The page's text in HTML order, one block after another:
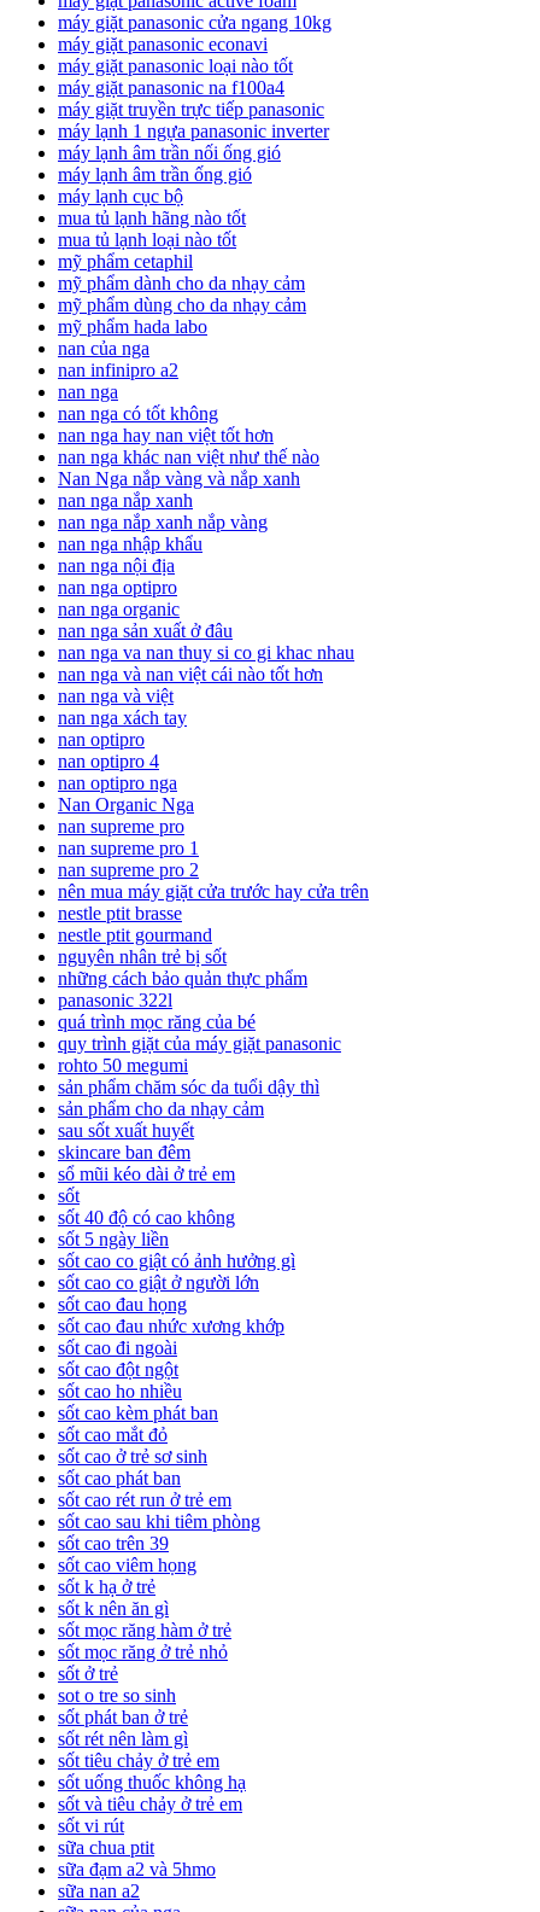
máy giặt panasonic cửa ngang 10kg
máy giặt panasonic econavi
máy giặt panasonic loại nào tốt
máy giặt panasonic na f100a4
máy giặt truyền trực tiếp panasonic
máy lạnh 1 ngựa panasonic inverter
máy lạnh âm trần nối ống gió
máy lạnh âm trần ống gió
máy lạnh cục bộ
mua tủ lạnh hãng nào tốt
mua tủ lạnh loại nào tốt
mỹ phẩm cetaphil
mỹ phẩm dành cho da nhạy cảm
mỹ phẩm dùng cho da nhạy cảm
mỹ phẩm hada labo
nan của nga
nan infinipro a2
nan nga
nan nga có tốt không
nan nga hay nan việt tốt hơn
nan nga khác nan việt như thế nào
Nan Nga nắp vàng và nắp xanh
nan nga nắp xanh
nan nga nắp xanh nắp vàng
nan nga nhập khẩu
nan nga nội địa
nan nga optipro
nan nga organic
nan nga sản xuất ở đâu
nan nga va nan thuy si co gi khac nhau
nan nga và nan việt cái nào tốt hơn
nan nga và việt
nan nga xách tay
nan optipro
nan optipro 4
nan optipro nga
Nan Organic Nga
nan supreme pro
nan supreme pro 1
nan supreme pro 2
nên mua máy giặt cửa trước hay cửa trên
nestle ptit brasse
nestle ptit gourmand
nguyên nhân trẻ bị sốt
những cách bảo quản thực phẩm
panasonic 322l
quá trình mọc răng của bé
quy trình giặt của máy giặt panasonic
rohto 50 megumi
sản phẩm chăm sóc da tuổi dậy thì
sản phẩm cho da nhạy cảm
sau sốt xuất huyết
skincare ban đêm
sổ mũi kéo dài ở trẻ em
sốt
sốt 40 độ có cao không
sốt 5 ngày liền
sốt cao co giật có ảnh hưởng gì
sốt cao co giật ở người lớn
sốt cao đau họng
sốt cao đau nhức xương khớp
sốt cao đi ngoài
sốt cao đột ngột
sốt cao ho nhiều
sốt cao kèm phát ban
sốt cao mắt đỏ
sốt cao ở trẻ sơ sinh
sốt cao phát ban
sốt cao rét run ở trẻ em
sốt cao sau khi tiêm phòng
sốt cao trên 39
sốt cao viêm họng
sốt k hạ ở trẻ
sốt k nên ăn gì
sốt mọc răng hàm ở trẻ
sốt mọc răng ở trẻ nhỏ
sốt ở trẻ
sot o tre so sinh
sốt phát ban ở trẻ
sốt rét nên làm gì
sốt tiêu chảy ở trẻ em
sốt uống thuốc không hạ
sốt và tiêu chảy ở trẻ em
sốt vi rút
sữa chua ptit
sữa đạm a2 và 5hmo
sữa nan a2